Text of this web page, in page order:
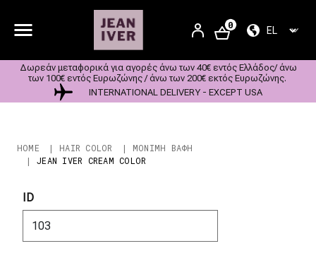
Παράκαμψη προς το κυρίως περιεχόμενο
User account
SIGN
0 SELECT
Δωρεάν μεταφορικά για αγορές άνω των 40€ εντός Ελλάδος/ άνω
των 100€ εντός Ευρωζώνης / άνω των 200€ εκτός Ευρωζώνης.
INTERNATIONAL DELIVERY - EXCEPT USA
Breadcrumb
HOME HAIR COLOR
ΜΟΝΙΜΗ ΒΑΦΗ
JEAN IVER CREAM COLOR
ID